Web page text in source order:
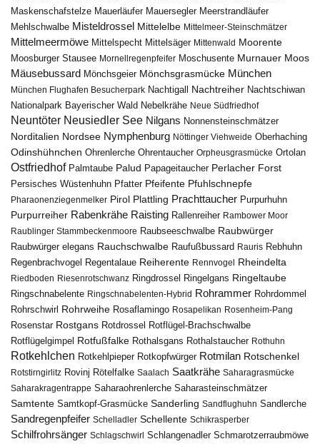
Maskenschafstelze Mauerläufer Mauersegler Meerstrandläufer
Mehlschwalbe Misteldrossel Mittelelbe Mittelmeer-Steinschmätzer
Mittelmeermöwe Mittelspecht Mittelsäger Mittenwald Moorente
Moosburger Stausee Mornellregenpfeifer Moschusente Murnauer Moos
Mäusebussard Mönchsgeier Mönchsgrasmücke München
München Flughafen Besucherpark Nachtigall Nachtreiher Nachtschiwan
Nationalpark Bayerischer Wald Nebelkrähe Neue Südfriedhof
Neuntöter Neusiedler See Nilgans Nonnensteinschmätzer
Norditalien Nordsee Nymphenburg Nöttinger Viehweide Oberhaching
Odinshühnchen Ohrenlerche Ohrentaucher Orpheusgrasmücke Ortolan
Ostfriedhof Palmtaube Palud Papageitaucher Perlacher Forst
Persisches Wüstenhuhn Pfatter Pfeifente Pfuhlschnepfe
Pharaonenziegenmelker Pirol Plattling Prachttaucher Purpurhuhn
Purpurreiher Rabenkrähe Raisting Rallenreiher Rambower Moor
Raublinger Stammbeckenmoore Raubseeschwalbe Raubwürger
Raubwürger elegans Rauchschwalbe Raufußbussard Rauris Rebhuhn
Regenbrachvogel Regentalaue Reiherente Rennvogel Rheindelta
Riedboden Riesenrotschwanz Ringdrossel Ringelgans Ringeltaube
Ringschnabelente Ringschnabelenten-Hybrid Rohrammer Rohrdommel
Rohrschwirl Rohrweihe Rosaflamingo Rosapelikan Rosenheim-Pang
Rosenstar Rostgans Rotdrossel
Rotflügel-Brachschwalbe
Rotflügelgimpel Rotfußfalke Rothalsgans Rothalstaucher Rothuhn
Rotkehlchen Rotkehlpieper Rotkopfwürger Rotmilan Rotschenkel
Rotstirngirlitz Rovinj Rötelfalke Saalach Saatkrähe Saharagrasmücke
Saharakragentrappe Saharaohrenlerche Saharasteinschmätzer
Samtente Samtkopf-Grasmücke Sanderling Sandflughuhn Sandlerche
Sandregenpfeifer Schelladler Schellente Schikrasperber
Schilfrohrsänger Schlagschwirl Schlangenadler Schmarotzerraubmöwe